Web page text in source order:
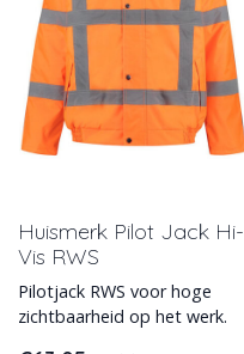
Huismerk Pilot Jack Hi-
Vis RWS
Pilotjack RWS voor hoge
zichtbaarheid op het werk.